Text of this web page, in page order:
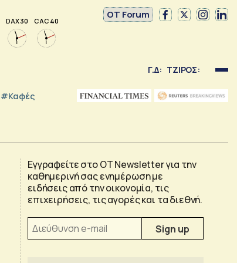
DAX 30 CAC 40
OT Forum
Γ.Δ: ΤΖΙΡΟΣ:
#καφές
Εγγραφείτε στο OT Newsletter για την
καθημερινή σας ενημέρωση με
ειδήσεις από την οικονομία, τις
επιχειρήσεις, τις αγορές και τα διεθνή.